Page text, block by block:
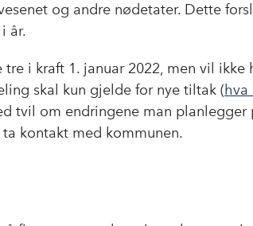
og andre nødetater. Dette
år.
i kraft 1. januar 2022, men vil ikke
skal kun gjelde for nye tiltak (hva
tvil om endringene man planlegger
kontakt med kommunen.